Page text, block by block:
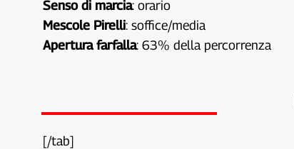
Senso di marcia: orario
Mescole Pirelli: soffice/media
Apertura farfalla: 63% della percorrenza
[/tab]